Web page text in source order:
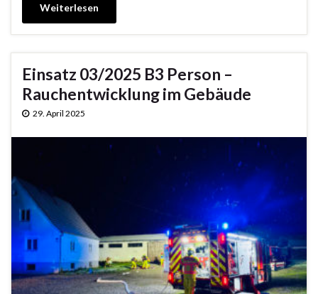
Weiterlesen
Einsatz 03/2025 B3 Person –
Rauchentwicklung im Gebäude
29. April 2025